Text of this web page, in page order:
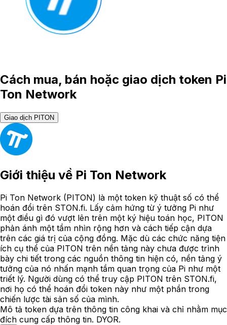
Cách mua, bán hoặc giao dịch token Pi
Ton Network
Giao dịch PITON
Giới thiệu về Pi Ton Network
Pi Ton Network (PITON) là một token kỹ thuật số có thể
hoán đổi trên STON.fi. Lấy cảm hứng từ ý tưởng Pi như
một điều gì đó vượt lên trên một ký hiệu toán học, PITON
phản ánh một tầm nhìn rộng hơn và cách tiếp cận dựa
trên các giá trị của cộng đồng. Mặc dù các chức năng tiện
ích cụ thể của PITON trên nền tảng này chưa được trình
bày chi tiết trong các nguồn thông tin hiện có, nền tảng ý
tưởng của nó nhấn mạnh tầm quan trọng của Pi như một
triết lý. Người dùng có thể truy cập PITON trên STON.fi,
nơi họ có thể hoán đổi token này như một phần trong
chiến lược tài sản số của mình.
Mô tả token dựa trên thông tin công khai và chỉ nhằm mục
đích cung cấp thông tin. DYOR.